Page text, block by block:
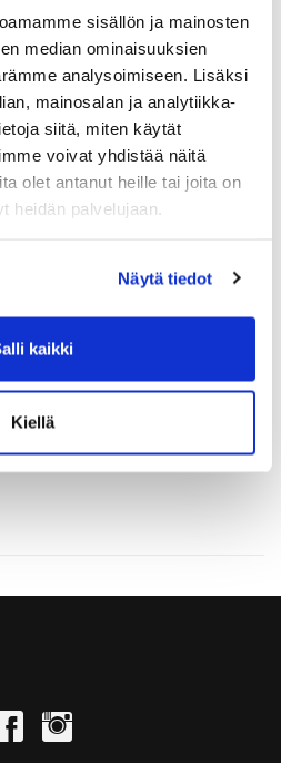
sisällön ja mainosten
median ominaisuuksien
analysoimiseen. Lisäksi
mainosalan ja analytiikka-
siitä, miten käytät
voivat yhdistää näitä
olet antanut heille tai joita on
heidän palvelujaan.
Näytä tiedot
kaikki
Kiellä